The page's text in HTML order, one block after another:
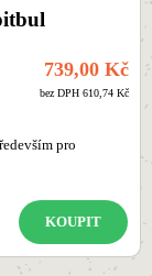
739,00 Kč
bez DPH 610,74 Kč
pro
KOUPIT